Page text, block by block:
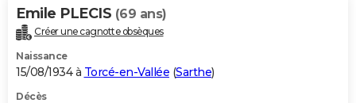
Emile PLECIS (69 ans)
Créer une cagnotte obsèques
Naissance
15/08/1934 à Torcé-en-Vallée (Sarthe)
Décès